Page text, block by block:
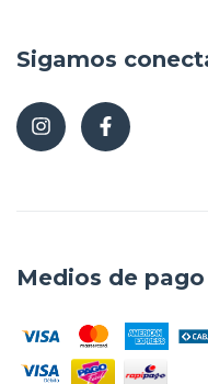
Sigamos
Medios de pago